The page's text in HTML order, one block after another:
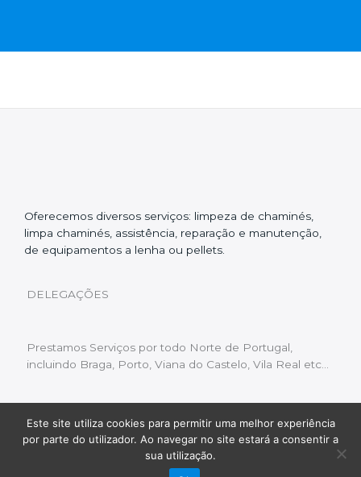
Oferecemos diversos serviços: limpeza de chaminés,
limpa chaminés, assistência, reparação e manutenção,
de equipamentos a lenha ou pellets.
DELEGAÇÕES
Prestamos Serviços por todo Norte de Portugal,
incluindo Braga, Porto, Viana do Castelo, Vila Real etc…
Livro de Reclamações | Política de Privacidade
Copyright © 2022 Limpeza Chaminés | Desenvolvido
Fluxo Digital – a inovar a web
Este site utiliza cookies para permitir uma melhor experiência
por parte do utilizador. Ao navegar no site estará a consentir a
sua utilização.